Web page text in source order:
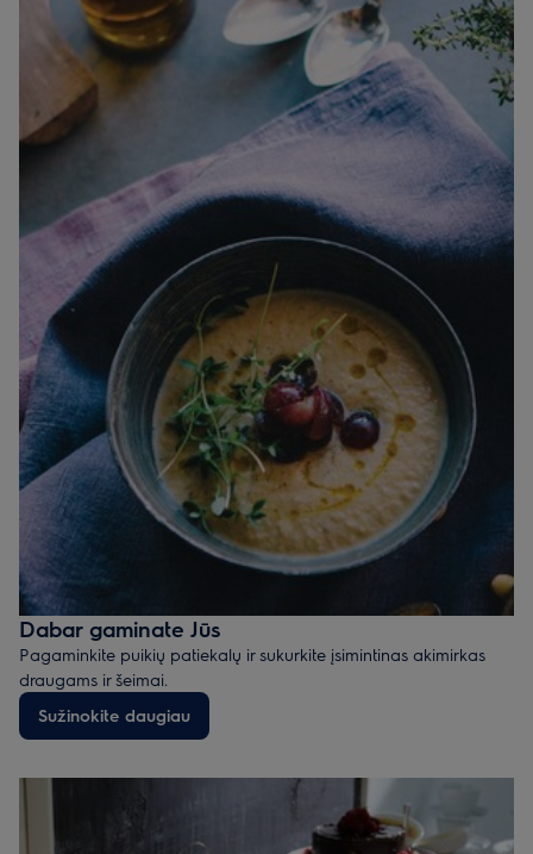
Dabar gaminate Jūs
Pagaminkite puikių patiekalų ir sukurkite įsimintinas akimirkas
draugams ir šeimai.
Sužinokite daugiau